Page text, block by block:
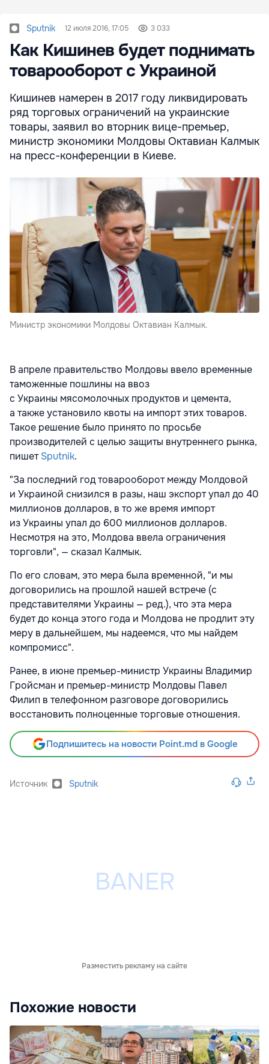
Sputnik 12 июля 2016, 17:05 3 033
Как Кишинев будет поднимать
товарооборот с Украиной
Кишинев намерен в 2017 году ликвидировать
ряд торговых ограничений на украинские
товары, заявил во вторник вице-премьер,
министр экономики Молдовы Октавиан Калмык
на пресс-конференции в Киеве.
Министр экономики Молдовы Октавиан Калмык.
В апреле правительство Молдовы ввело временные
таможенные пошлины на ввоз
с Украины мясомолочных продуктов и цемента,
а также установило квоты на импорт этих товаров.
Такое решение было принято по просьбе
производителей с целью защиты внутреннего рынка,
пишетSputnik.
"За последний год товарооборот между Молдовой
и Украиной снизился в разы, наш экспорт упал до 40
миллионов долларов, в то же время импорт
из Украины упал до 600 миллионов долларов.
Несмотря на это, Молдова ввела ограничения
торговли", — сказал Калмык.
По его словам, это мера была временной, "и мы
договорились на прошлой нашей встрече (с
представителями Украины — ред.), что эта мера
будет до конца этого года и Молдова не продлит эту
меру в дальнейшем, мы надеемся, что мы найдем
компромисс".
Ранее, в июне премьер-министр Украины Владимир
Гройсман и премьер-министр Молдовы Павел
Филип в телефонном разговоре договорились
восстановить полноценные торговые отношения.
Подпишитесь на новости Point.md в Google
Источник Sputnik
Разместить рекламу на сайте
Похожие новости